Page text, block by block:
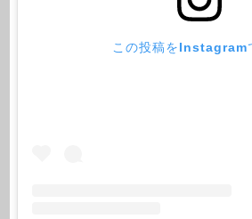
この投稿をInstagram